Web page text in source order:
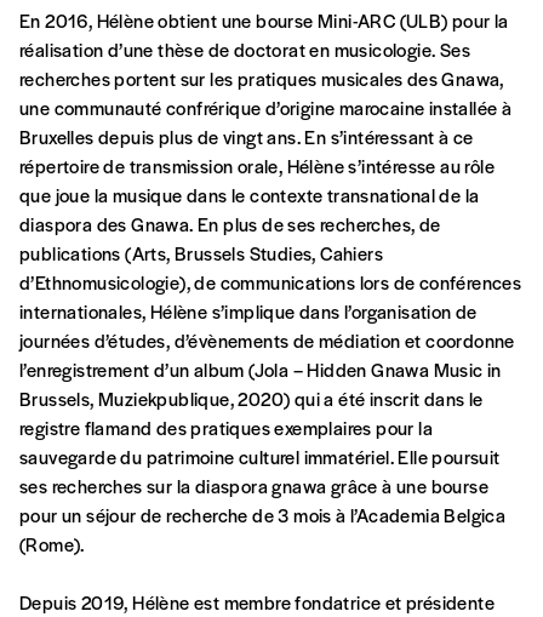
Créer un
compte
vous-mêmes le coût de notre publication.
Cette valeur peut donc être inférieure, égale
ou supérieure au prix indicatif. De cette
manière, vous soutenez le travail de l’équipe
de rédaction selon vos moyens et vos
motivations.
En pratique
Vous vous abonnez pour l’année civile en
cours ou vous commandez au numéro.
Vous indiquez si vous souhaitez recevoir la
revue en format papier ou numérique.
Vous renseignez vos coordonnées.
Vous versez le montant de votre choix sur le
compteIBAN BE34 0010 7305
2190avec en communication le numéro de
la commande renseigné dans le mail de
En 2016, Hélène obtient une bourse Mini-ARC (ULB) pour la
réalisation d’une thèse de doctorat en musicologie. Ses
recherches portent sur les pratiques musicales des Gnawa,
une communauté confrérique d’origine marocaine installée à
Bruxelles depuis plus de vingt ans. En s’intéressant à ce
répertoire de transmission orale, Hélène s’intéresse au rôle
que joue la musique dans le contexte transnational de la
diaspora des Gnawa. En plus de ses recherches, de
publications (Arts, Brussels Studies, Cahiers
d’Ethnomusicologie), de communications lors de conférences
internationales, Hélène s’implique dans l’organisation de
journées d’études, d’évènements de médiation et coordonne
l’enregistrement d’un album (Jola – Hidden Gnawa Music in
Brussels, Muziekpublique, 2020) qui a été inscrit dans le
registre flamand des pratiques exemplaires pour la
sauvegarde du patrimoine culturel immatériel. Elle poursuit
ses recherches sur la diaspora gnawa grâce à une bourse
pour un séjour de recherche de 3 mois à l’Academia Belgica
(Rome).
Depuis 2019, Hélène est membre fondatrice et présidente